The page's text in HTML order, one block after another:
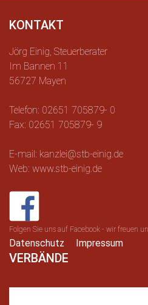
KONTAKT
Jörg Einig, Steuerberater
Im Bannen 11
56727 Mayen
Telefon: 02651 705879- 0
Fax: 02651 705879- 9
E-mail: kanzlei@stb-einig.de
Web: www.stb-einig.de
Folgen Sie uns auf Facebook - wir freuen
Datenschutz Impressum
VERBÄNDE